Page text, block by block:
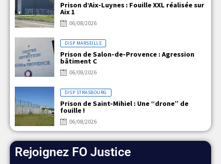
Prison d’Aix-Luynes : Fouille XXL réalisée sur
Aix 1
06/08/2026
DISP MARSEILLE
Prison de Salon-de-Provence : Agression
bâtiment C
06/08/2026
DISP STRASBOURG
Prison de Saint-Mihiel : Une “drone” de
fouille !
06/08/2026
Rejoignez FO Justice